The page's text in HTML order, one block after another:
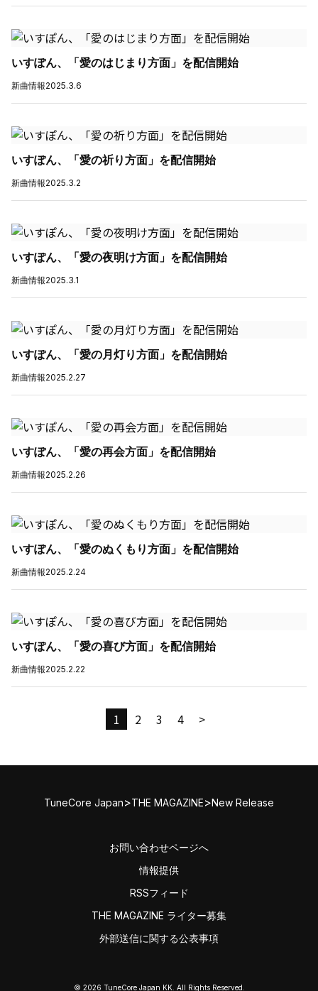
いすぽん、「愛のはじまり方面」を配信開始
新曲情報2025.3.6
いすぽん、「愛の祈り方面」を配信開始
新曲情報2025.3.2
いすぽん、「愛の夜明け方面」を配信開始
新曲情報2025.3.1
いすぽん、「愛の月灯り方面」を配信開始
新曲情報2025.2.27
いすぽん、「愛の再会方面」を配信開始
新曲情報2025.2.26
いすぽん、「愛のぬくもり方面」を配信開始
新曲情報2025.2.24
いすぽん、「愛の喜び方面」を配信開始
新曲情報2025.2.22
1 2 3 4 >
TuneCore Japan>THE MAGAZINE>New Release
お問い合わせページへ
情報提供
RSSフィード
THE MAGAZINE ライター募集
外部送信に関する公表事項
© 2026 TuneCore Japan KK. All Rights Reserved.